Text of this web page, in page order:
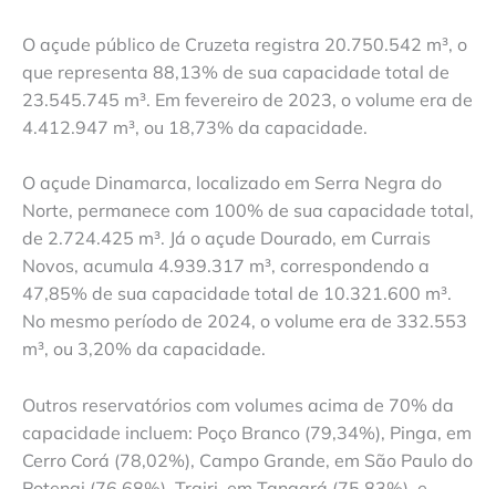
O açude público de Cruzeta registra 20.750.542 m³, o
que representa 88,13% de sua capacidade total de
23.545.745 m³. Em fevereiro de 2023, o volume era de
4.412.947 m³, ou 18,73% da capacidade.
O açude Dinamarca, localizado em Serra Negra do
Norte, permanece com 100% de sua capacidade total,
de 2.724.425 m³. Já o açude Dourado, em Currais
Novos, acumula 4.939.317 m³, correspondendo a
47,85% de sua capacidade total de 10.321.600 m³.
No mesmo período de 2024, o volume era de 332.553
m³, ou 3,20% da capacidade.
Outros reservatórios com volumes acima de 70% da
capacidade incluem: Poço Branco (79,34%), Pinga, em
Cerro Corá (78,02%), Campo Grande, em São Paulo do